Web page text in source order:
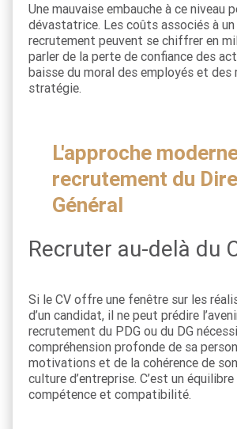
Une mauvaise embauche à ce niveau
dévastatrice. Les coûts associés à
recrutement peuvent se chiffrer en
parler de la perte de confiance des
baisse du moral des employés et des
stratégie.
L'approche
recrutement du
Général
Recruter au-delà du
Si le CV offre une fenêtre sur les
d’un candidat, il ne peut prédire
recrutement du PDG ou du DG
compréhension profonde de sa
motivations et de la cohérence de
culture d’entreprise. C’est un
compétence et compatibilité.